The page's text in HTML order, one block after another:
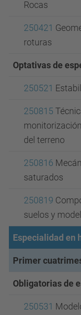
Rocas
250421
roturas
Optativas de
250521
250815
del terreno
250816
saturados
250819
suelos y
Especialidad en
Primer
Obligatorias de
250531